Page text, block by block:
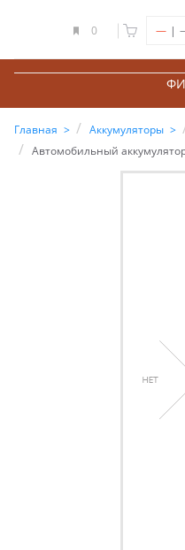
0 — |
Главная Аккумуляторы
Автомобильный